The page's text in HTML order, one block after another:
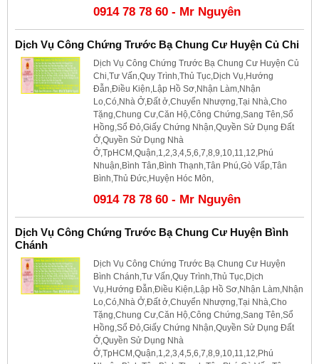
0914 78 78 60 - Mr Nguyên
Dịch Vụ Công Chứng Trước Bạ Chung Cư Huyện Củ Chi
Dịch Vụ Công Chứng Trước Bạ Chung Cư Huyện Củ
Chi,Tư Vấn,Quy Trình,Thủ Tục,Dịch Vụ,Hướng
Đẫn,Điều Kiện,Lập Hồ Sơ,Nhận Làm,Nhận
Lo,Có,Nhà Ở,Đất ở,Chuyển Nhượng,Tại Nhà,Cho
Tặng,Chung Cư,Căn Hộ,Công Chứng,Sang Tên,Sổ
Hồng,Sổ Đỏ,Giấy Chứng Nhận,Quyền Sử Dụng Đất
Ở,Quyền Sử Dụng Nhà
Ở,TpHCM,Quận,1,2,3,4,5,6,7,8,9,10,11,12,Phú
Nhuận,Bình Tân,Bình Thạnh,Tân Phú,Gò Vấp,Tân
Bình,Thủ Đức,Huyện Hóc Môn,
0914 78 78 60 - Mr Nguyên
Dịch Vụ Công Chứng Trước Bạ Chung Cư Huyện Bình
Chánh
Dịch Vụ Công Chứng Trước Bạ Chung Cư Huyện
Bình Chánh,Tư Vấn,Quy Trình,Thủ Tục,Dịch
Vụ,Hướng Đẫn,Điều Kiện,Lập Hồ Sơ,Nhận Làm,Nhận
Lo,Có,Nhà Ở,Đất ở,Chuyển Nhượng,Tại Nhà,Cho
Tặng,Chung Cư,Căn Hộ,Công Chứng,Sang Tên,Sổ
Hồng,Sổ Đỏ,Giấy Chứng Nhận,Quyền Sử Dụng Đất
Ở,Quyền Sử Dụng Nhà
Ở,TpHCM,Quận,1,2,3,4,5,6,7,8,9,10,11,12,Phú